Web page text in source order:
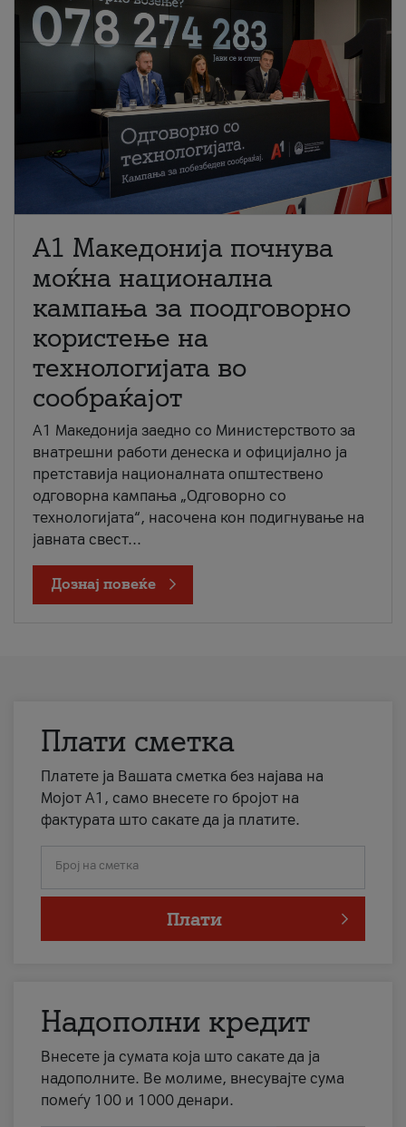
A1 Македонија почнува
моќна национална
кампања за поодговорно
користење на
технологијата во
сообраќајот
A1 Македонија заедно со Министерството за
внатрешни работи денеска и официјално ја
претставија националната општествено
одговорна кампања „Одговорно со
технологијата“, насочена кон подигнување на
јавната свест...
Дознај повеќе
Плати сметка
Платете ја Вашата сметка без најава на
Мојот А1, само внесете го бројот на
фактурата што сакате да ја платите.
Број на сметка
Плати
Надополни кредит
Внесете ја сумата која што сакате да ја
надополните. Ве молиме, внесувајте сума
помеѓу 100 и 1000 денари.